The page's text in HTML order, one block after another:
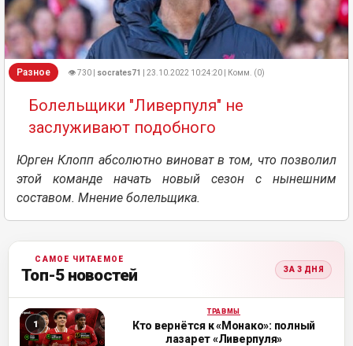
Разное 👁 730 | socrates71 | 23.10.2022 10:24:20 | Комм. (0)
Болельщики "Ливерпуля" не
заслуживают подобного
Юрген Клопп абсолютно виноват в том, что позволил
этой команде начать новый сезон с нынешним
составом. Мнение болельщика.
САМОЕ ЧИТАЕМОЕ
Топ-5 новостей ЗА 3 ДНЯ
ML ТРАВМЫ
Кто вернётся к «Монако»: полный
лазарет «Ливерпуля»